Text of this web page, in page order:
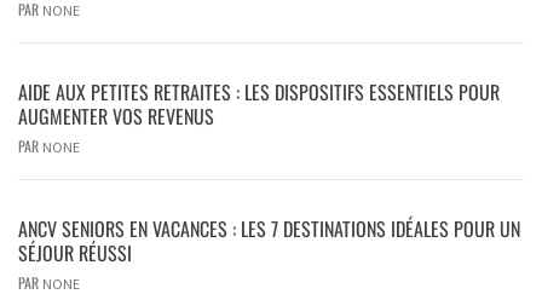
PAR NONE
AIDE AUX PETITES RETRAITES : LES DISPOSITIFS ESSENTIELS POUR
AUGMENTER VOS REVENUS
PAR NONE
ANCV SENIORS EN VACANCES : LES 7 DESTINATIONS IDÉALES POUR UN
SÉJOUR RÉUSSI
PAR NONE